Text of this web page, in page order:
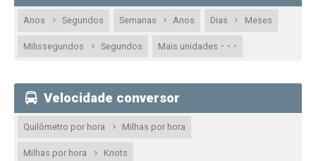
Anos Segundos Semanas Anos Dias Meses
Milissegundos Segundos Mais unidades · · ·
Velocidade conversor
Quilômetro por hora Milhas por hora
Milhas por hora Knots